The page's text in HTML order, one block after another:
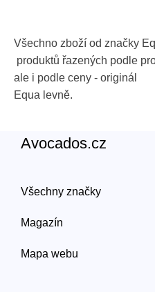
Všechno zboží od značky
produktů řazených podle
ale i podle ceny - originál
Equa levně.
Avocados.cz
Všechny značky
Magazín
Mapa webu